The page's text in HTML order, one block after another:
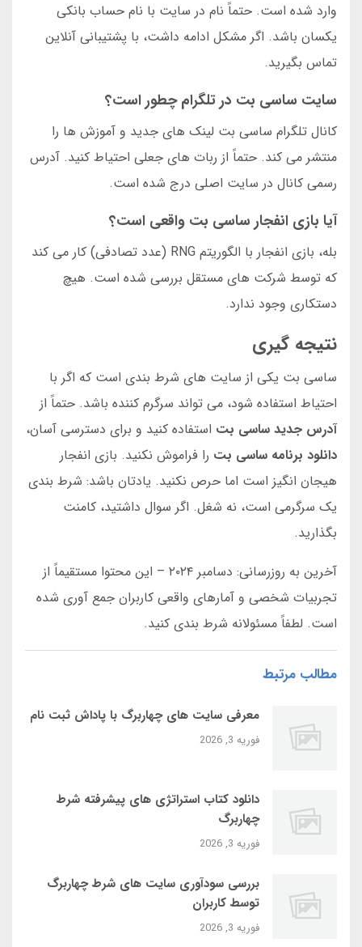
وارد شده است. حتماً نام در سایت با نام حساب بانکی
یکسان باشد. اگر مشکل ادامه داشت، با پشتیبانی آنلاین
تماس بگیرید.
سایت ساسی بت در تلگرام چطور است؟
کانال تلگرام ساسی بت لینک های جدید و آموزش ها را
منتشر می کند. حتماً از ربات های جعلی احتیاط کنید. آدرس
رسمی کانال در سایت اصلی درج شده است.
آیا بازی انفجار ساسی بت واقعی است؟
بله، بازی انفجار با الگوریتم RNG (عدد تصادفی) کار می کند
که توسط شرکت های مستقل بررسی شده است. هیچ
دستکاری وجود ندارد.
نتیجه گیری
ساسی بت یکی از سایت های شرط بندی است که اگر با
احتیاط استفاده شود، می تواند سرگرم کننده باشد. حتماً از
آدرس جدید ساسی بت استفاده کنید و برای دسترسی آسان،
دانلود برنامه ساسی بت را فراموش نکنید. بازی انفجار
هیجان انگیز است اما حرص نکنید. یادتان باشد: شرط بندی
یک سرگرمی است، نه شغل. اگر سوال داشتید، کامنت
بگذارید.
آخرین به روزرسانی: دسامبر ۲۰۲۴ – این محتوا مستقیماً از
تجربیات شخصی و آمارهای واقعی کاربران جمع آوری شده
است. لطفاً مسئولانه شرط بندی کنید.
مطالب مرتبط
معرفی سایت‌ های چهاربرگ با پاداش ثبت‌ نام
فوریه 3, 2026
دانلود کتاب استراتژی‌ های پیشرفته شرط
چهاربرگ
فوریه 3, 2026
بررسی سودآوری سایت‌ های شرط چهاربرگ
توسط کاربران
فوریه 3, 2026